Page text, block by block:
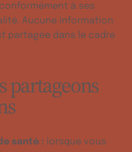
à ses
Aucune information
partagée dans le cadre
partageons
santé : lorsque vous